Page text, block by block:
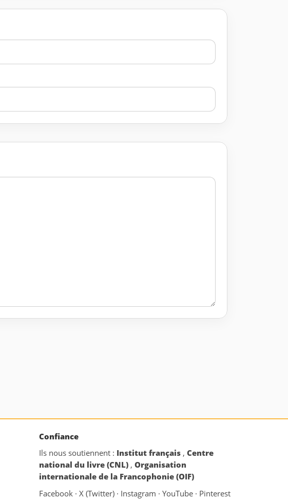
Confiance
Ils nous soutiennent : Institut français ,Centre
national du livre (CNL) ,Organisation
internationale de la Francophonie (OIF)
Facebook · X (Twitter) · Instagram · YouTube · Pinterest